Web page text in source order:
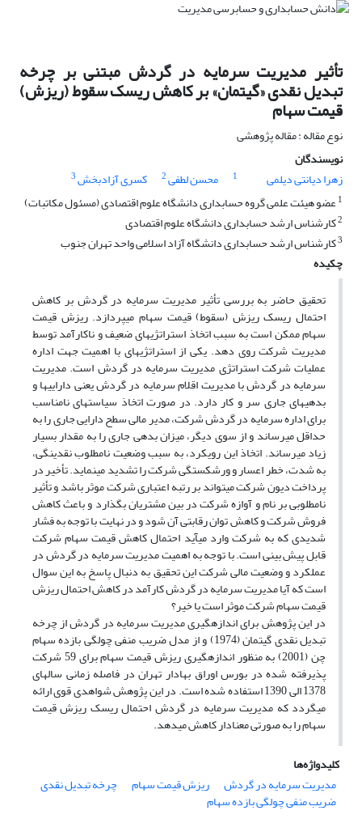
تأثیر مدیریت سرمایه در گردش مبتنی بر چرخه
تبدیل نقدی «گیتمان» بر کاهش ریسک سقوط (ریزش)
قیمت سهام
نوع مقاله : مقاله پژوهشی
نویسندگان
زهرا دیانتی دیلمی
1 محسن لطفی2 کسری آزادبخش3
1عضو هیئت علمی گروه حسابداری دانشگاه علوم اقتصادی (مسئول مکاتبات)
2کارشناس ارشد حسابداری دانشگاه علوم اقتصادی
3کارشناس ارشد حسابداری دانشگاه آزاد اسلامی واحد تهران جنوب
چکیده
تحقیق حاضر به بررسی تأثیر مدیریت سرمایه در گردش بر کاهش
احتمال ریسک ریزش (سقوط) قیمت سهام می­پردازد. ریزش قیمت
سهام ممکن است به سبب اتخاذ استراتژی­های ضعیف و ناکارآمد توسط
مدیریت شرکت روی دهد. یکی از استراتژی­های با اهمیت جهت اداره
عملیات شرکت استراتژی مدیریت سرمایه در گردش است. مدیریت
سرمایه در گردش با مدیریت اقلام سرمایه در گردش یعنی دارایی­ها و
بدهی­های جاری سر و کار دارد. در صورت اتخاذ سیاست­های نامناسب
برای اداره سرمایه در گردش شرکت، مدیر مالی سطح دارایی جاری را به
حداقل می­رساند و از سوی دیگر، میزان بدهی جاری را به مقدار بسیار
زیاد می­رساند. اتخاذ این رویکرد، به سبب وضعیت نامطلوب نقدینگی،
به شدت، خطر اعسار و ورشکستگی شرکت را تشدید می­نماید. تأخیر در
پرداخت دیون شرکت می­تواند بر رتبه اعتباری شرکت موثر باشد و تأثیر
نامطلوبی بر نام و آوازه شرکت در بین مشتریان بگذارد و باعث کاهش
فروش شرکت و کاهش توان رقابتی آن شود و در نهایت با توجه به فشار
شدیدی که به شرکت وارد می­آید احتمال کاهش قیمت سهام شرکت
قابل پیش بینی است. با توجه به اهمیت مدیریت سرمایه در گردش در
عملکرد و وضعیت مالی شرکت این تحقیق به دنبال پاسخ به این سوال
است که آیا مدیریت سرمایه در گردش کارآمد در کاهش احتمال ریزش
قیمت سهام شرکت موثر است یا خیر؟
در این پژوهش برای اندازه­گیری مدیریت سرمایه در گردش از چرخه
تبدیل نقدی گیتمان (1974) و از مدل ضریب منفی چولگی بازده سهام
چن (2001) به منظور اندازه­گیری ریزش قیمت سهام برای 59 شرکت
پذیرفته شده در بورس اوراق بهادار تهران در فاصله زمانی سال­های
1378 الی 1390 استفاده شده است. در این پژوهش شواهدی قوی ارائه
می­گردد که مدیریت سرمایه در گردش احتمال ریسک ریزش قیمت
سهام را به صورتی معنادار کاهش می­دهد.
کلیدواژه‌ها
مدیریت سرمایه در گردش
ریزش قیمت سهام چرخه تبدیل نقدی
ضریب منفی چولگی بازده سهام